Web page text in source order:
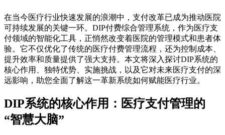
在当今医疗行业快速发展的浪潮中，支付改革已成为推动医院
可持续发展的关键一环。DIP付费综合管理系统，作为医疗支
付领域的智能化工具，正悄然改变着医院的管理模式和患者体
验。它不仅优化了传统的医疗付费管理流程，还为控制成本、
提升效率和质量提供了强大支持。本文将深入探讨DIP系统的
核心作用、独特优势、实施挑战，以及它对未来医疗支付的深
远影响，助您全面了解这一革新系统如何赋能医疗行业。
DIP系统的核心作用：医疗支付管理的
“智慧大脑”